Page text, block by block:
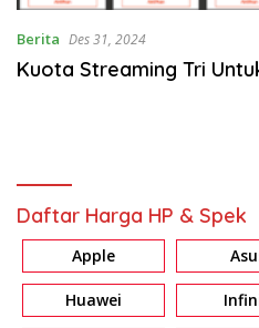
Berita Des 31, 2024
Kuota Streaming Tri
Daftar Harga HP & Spek
Apple
Huawei